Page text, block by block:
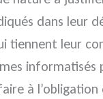
dans leur
tiennent leur
informatisés
à l’obligation